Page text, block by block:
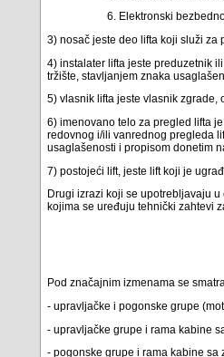
6. Elektronski
3) nosač jeste deo lifta koji služi
4) instalater lifta jeste preduzetnik
tržište, stavljanjem znaka
5) vlasnik lifta jeste vlasnik
6) imenovano telo za pregled lifta
redovnog i/ili vanrednog pregleda
usaglašenosti i propisom donetim
7) postojeći lift, jeste lift koji je
Drugi izrazi koji se upotrebljavaju
kojima se uređuju tehnički zahtevi
Pod značajnim izmenama se
- upravljačke i pogonske grupe
- upravljačke grupe i rama kabine
- pogonske grupe i rama kabine